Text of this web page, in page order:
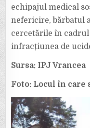
echipajul medical
nefericire, bărbatul
cercetările în
infracțiunea de
Sursa: IPJ Vrancea
Foto: Locul în care